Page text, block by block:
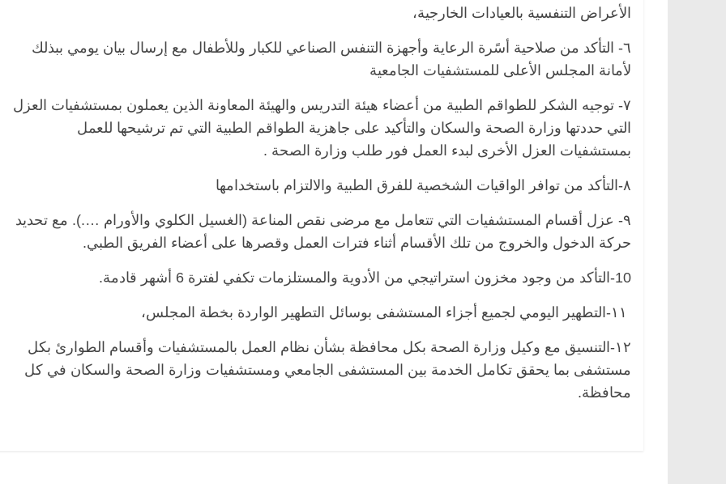
الأعراض التنفسية بالعيادات الخارجية،
٦- التأكد من صلاحية أسًرة الرعاية وأجهزة التنفس الصناعي للكبار وللأطفال مع إرسال بيان يومي ببذلك
لأمانة المجلس الأعلى للمستشفيات الجامعية
٧- توجيه الشكر للطواقم الطبية من أعضاء هيئة التدريس والهيئة المعاونة الذين يعملون بمستشفيات العزل
التي حددتها وزارة الصحة والسكان والتأكيد على جاهزية الطواقم الطبية التي تم ترشيحها للعمل
بمستشفيات العزل الأخرى لبدء العمل فور طلب وزارة الصحة .
٨-التأكد من توافر الواقيات الشخصية للفرق الطبية والالتزام باستخدامها
٩- عزل أقسام المستشفيات التي تتعامل مع مرضى نقص المناعة (الغسيل الكلوي والأورام ….). مع تحديد
حركة الدخول والخروج من تلك الأقسام أثناء فترات العمل وقصرها على أعضاء الفريق الطبي.
10-التأكد من وجود مخزون استراتيجي من الأدوية والمستلزمات تكفي لفترة 6 أشهر قادمة.
١٢-التنسيق مع وكيل وزارة الصحة بكل محافظة بشأن نظام العمل بالمستشفيات وأقسام الطوارئ بكل
مستشفى بما يحقق تكامل الخدمة بين المستشفى الجامعي ومستشفيات وزارة الصحة والسكان في كل
محافظة.
الرئيسية
مقعد شاغر على مائدة الإفطار.. يحيى
حسين عبدالهادي فارس مقاومة
الخصخصة الذي دافع عن المال العام
(بروفايل)
الرئيسية ناس وناس
في ذكرى رحيله.. د. نور فرحات فقيه
قانوني دافع عن قضايا الوطن وانحاز
26 يناير، 2026
ناس وناس
فاروق.. خبير اقتصادي
ميلاده وحيداً على أبواب